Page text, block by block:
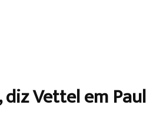
Vettel em Paul